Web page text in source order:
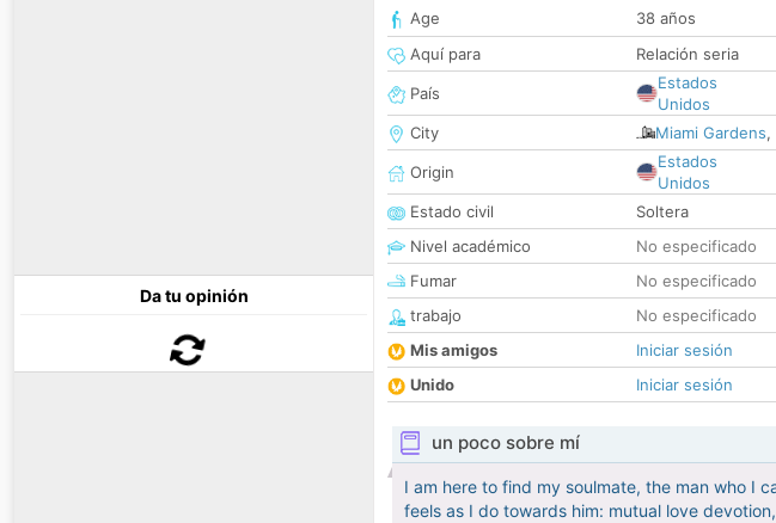
Da tu opinión
Age
38 años
Aquí para
Relación seria
País
Estados
Unidos
City
Miami Gardens,
Origin
Estados
Unidos
Estado civil
Soltera
Nivel académico
No especificado
Fumar
No especificado
trabajo
No especificado
Mis amigos
Iniciar sesión
Unido
Iniciar sesión
un poco sobre mí
I am here to find my soulmate, the man who I
feels as I do towards him: mutual love